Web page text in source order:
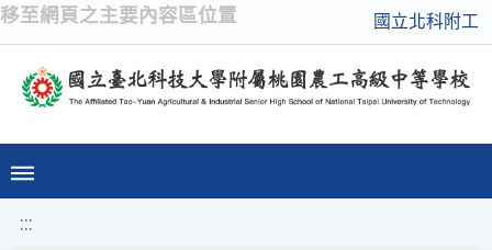
移至網頁之主要內容區位置 國立北科附工
:::